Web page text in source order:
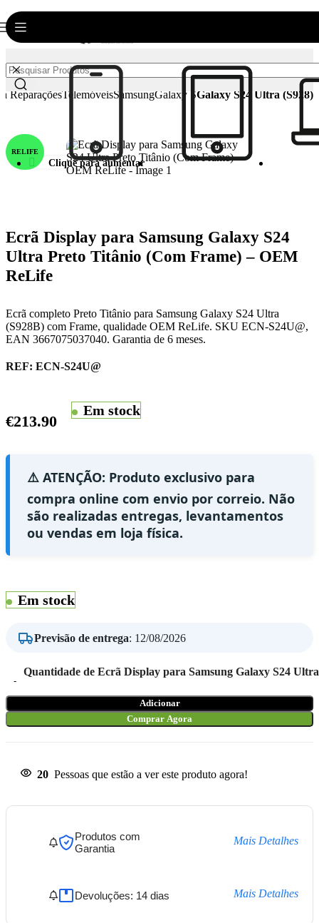
ReparaçõesTelemóveisSamsungGalaxy SGalaxy S24 Ultra (S928)
RELIFE
Clique para aumentar
Ecrã Display para Samsung Galaxy S24
Ultra Preto Titânio (Com Frame) – OEM
ReLife
Ecrã completo Preto Titânio para Samsung Galaxy S24 Ultra
(S928B) com Frame, qualidade OEM ReLife. SKU ECN-S24U@,
EAN 3667075037040. Garantia de 6 meses.
REF: ECN-S24U@
€213.90
Em stock
⚠️ ATENÇÃO: Produto exclusivo para
compra online com envio por correio. Não
são realizadas entregas, levantamentos
ou vendas em loja física.
Em stock
Previsão de entrega: 12/08/2026
Quantidade de Ecrã Display para Samsung Galaxy S24
Adicionar
Comprar Agora
20 Pessoas que estão a ver este produto agora!
Produtos com
Garantia
Mais Detalhes
Devoluções: 14 dias Mais Detalhes